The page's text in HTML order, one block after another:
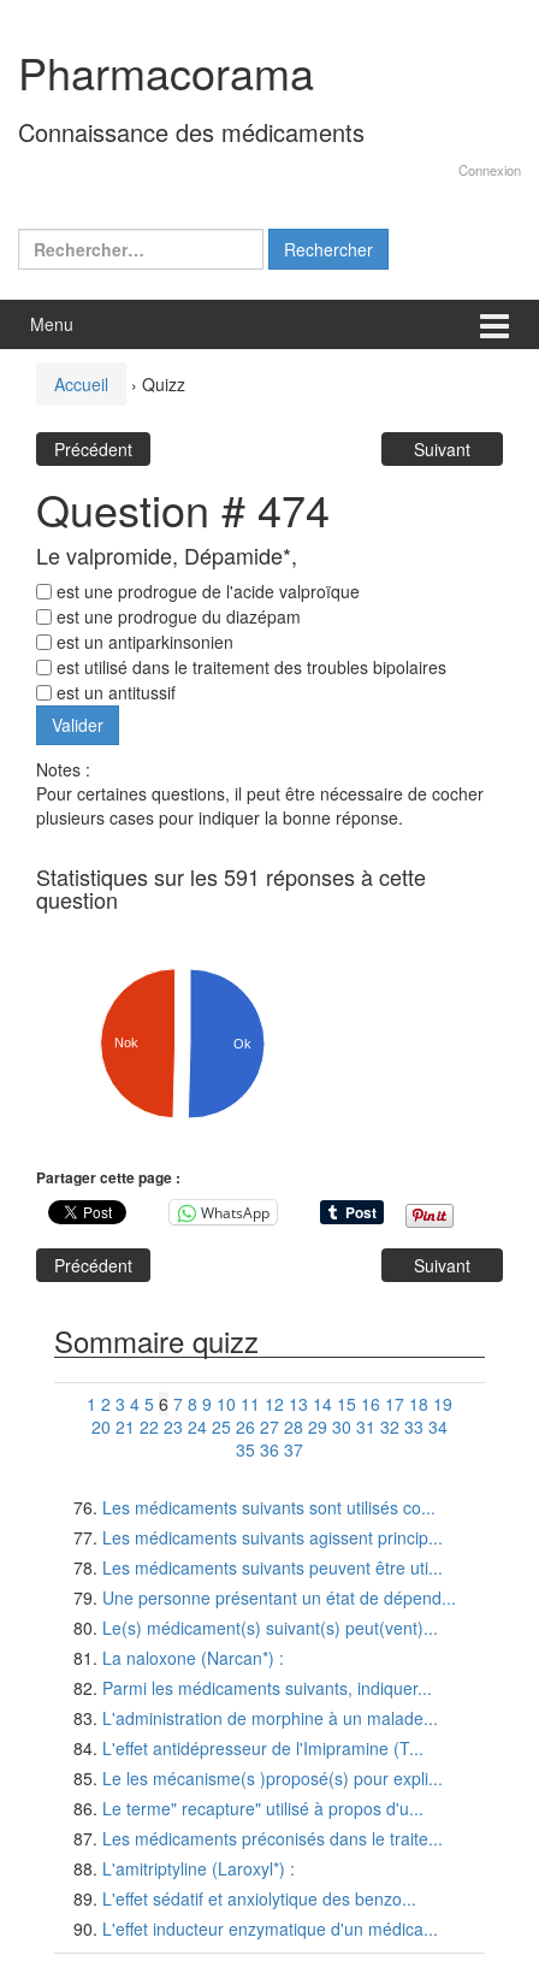
contenu
menu
principal
Pharmacorama
Connaissance des médicaments
Connexion
Rechercher :
Menu
Accueil › Quizz
Précédent Suivant
Question # 474
Le valpromide, Dépamide*,
est une prodrogue de l'acide valproïque
est une prodrogue du diazépam
est un antiparkinsonien
est utilisé dans le traitement des troubles bipolaires
est un antitussif
Notes :
Pour certaines questions, il peut être nécessaire de cocher
plusieurs cases pour indiquer la bonne réponse.
Statistiques sur les 591 réponses à cette
question
Nok Ok
Partager cette page :
WhatsApp
Précédent Suivant
Sommaire quizz
1 2 3 4 5 6 7 8 9 10 11 12 13 14 15 16 17 18 19
20 21 22 23 24 25 26 27 28 29 30 31 32 33 34
35 36 37
Les médicaments suivants sont utilisés co...
Les médicaments suivants agissent princip...
Les médicaments suivants peuvent être uti...
Une personne présentant un état de dépend...
Le(s) médicament(s) suivant(s) peut(vent)...
La naloxone (Narcan*) :
Parmi les médicaments suivants, indiquer...
L'administration de morphine à un malade...
L'effet antidépresseur de l'Imipramine (T...
Le les mécanisme(s )proposé(s) pour expli...
Le terme" recapture" utilisé à propos d'u...
Les médicaments préconisés dans le traite...
L'amitriptyline (Laroxyl*) :
L'effet sédatif et anxiolytique des benzo...
L'effet inducteur enzymatique d'un médica...